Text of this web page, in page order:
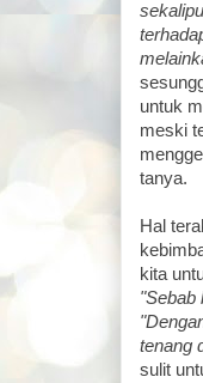
untuk
meski
tanya.
Hal
kita
"Sebab
tenang
sulit